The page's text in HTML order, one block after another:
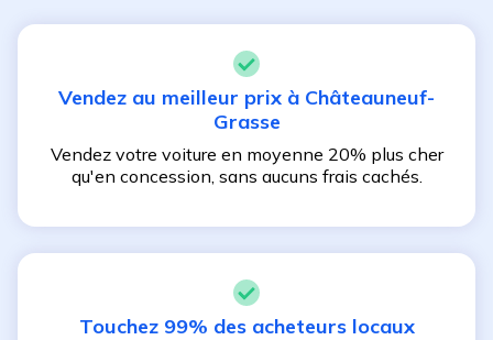
Vendez au meilleur prix à Châteauneuf-
Grasse
Vendez votre voiture en moyenne 20% plus cher
qu'en concession, sans aucuns frais cachés.
Touchez 99% des acheteurs locaux